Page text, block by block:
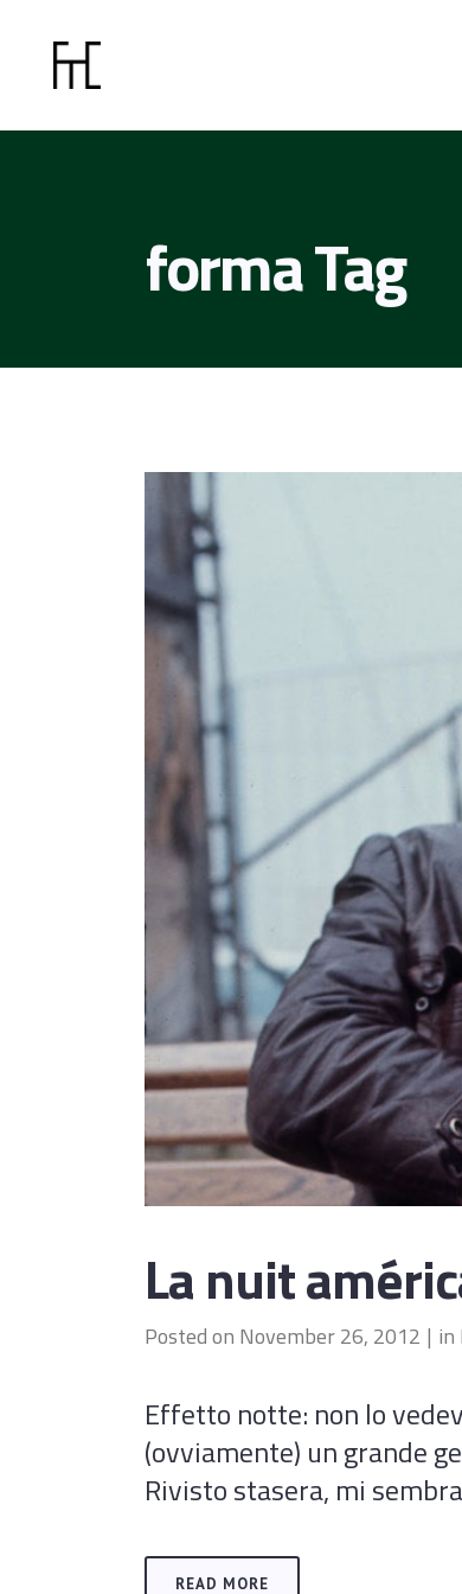
forma Tag
La nuit
Posted on November 26, 2012 in
Effetto notte: non lo
(ovviamente) un grande
Rivisto stasera, mi
READ MORE